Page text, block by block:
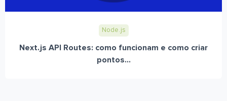
Node.js
Next.js API Routes: como funcionam e como criar
pontos...